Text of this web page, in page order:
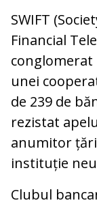
SWIFT
Financial
unei
de 239 de
rezistat
anumitor
instituție
Clubul